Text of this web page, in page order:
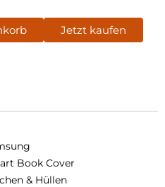
Jetzt kaufen
Book Cover
& Hüllen